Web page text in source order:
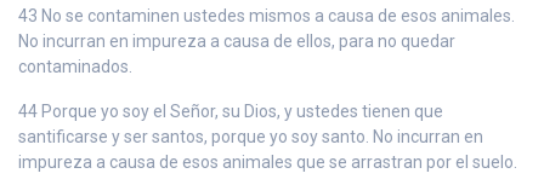
43 No se contaminen ustedes mismos a causa de esos animales.
No incurran en impureza a causa de ellos, para no quedar
contaminados.
44 Porque yo soy el Señor, su Dios, y ustedes tienen que
santificarse y ser santos, porque yo soy santo. No incurran en
impureza a causa de esos animales que se arrastran por el suelo.